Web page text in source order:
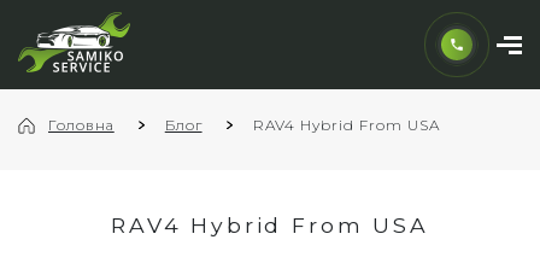
Головна Блог RAV4 Hybrid From USA
RAV4 Hybrid From USA